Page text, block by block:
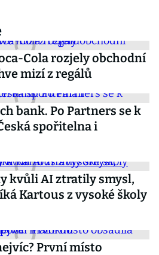
Cola rozjely obchodní
mizí z regálů
bank. Po Partners se k
spořitelna i
kvůli AI ztratily smysl,
Kartous z vysoké školy
První místo